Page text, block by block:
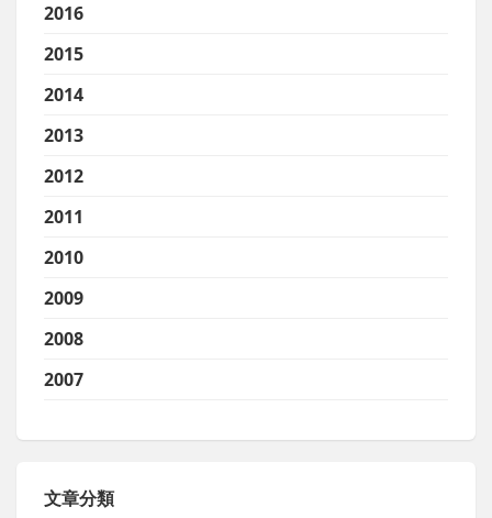
2016
2015
2014
2013
2012
2011
2010
2009
2008
2007
文章分類